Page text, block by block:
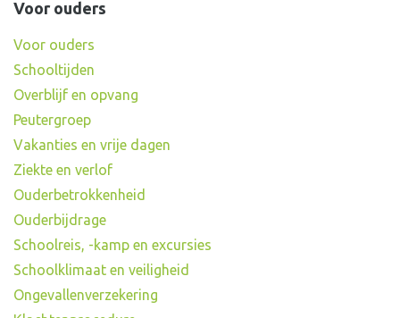
Voor ouders
Voor ouders
Schooltijden
Overblijf en opvang
Peutergroep
Vakanties en vrije dagen
Ziekte en verlof
Ouderbetrokkenheid
Ouderbijdrage
Schoolreis, -kamp en excursies
Schoolklimaat en veiligheid
Ongevallenverzekering